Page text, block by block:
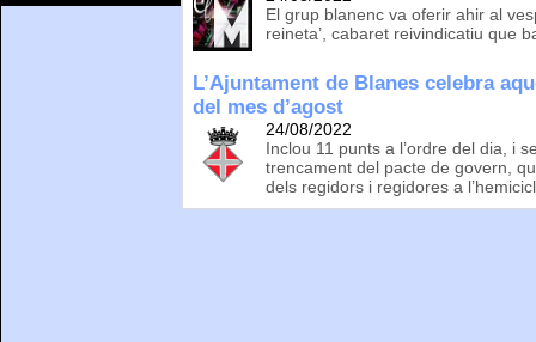
El grup blanenc va oferir ahir al
reineta’, cabaret reivindicatiu que
L’Ajuntament de Blanes celebra
del mes d’agost
24/08/2022
Inclou 11 punts a l’ordre del dia, i
trencament del pacte de govern,
dels regidors i regidores a